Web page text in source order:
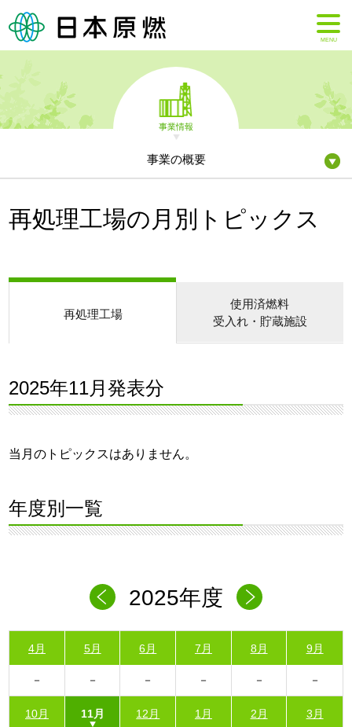
MENU
事業情報
事業の概要
再処理工場の月別トピックス
再処理工場
使用済燃料
受入れ・貯蔵施設
2025年11月発表分
当月のトピックスはありません。
年度別一覧
2025年度
4月 5月 6月 7月 8月 9月
10月 11月 12月 1月 2月 3月